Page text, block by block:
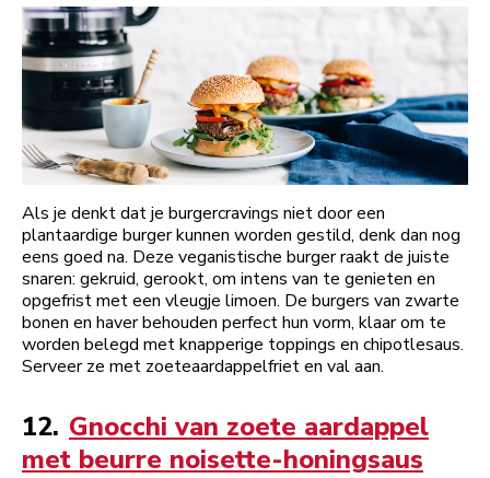
Als je denkt dat je burgercravings niet door een
plantaardige burger kunnen worden gestild, denk dan nog
eens goed na. Deze veganistische burger raakt de juiste
snaren: gekruid, gerookt, om intens van te genieten en
opgefrist met een vleugje limoen. De burgers van zwarte
bonen en haver behouden perfect hun vorm, klaar om te
worden belegd met knapperige toppings en chipotlesaus.
Serveer ze met zoeteaardappelfriet en val aan.
12. Gnocchi van zoete aardappel
met beurre noisette-honingsaus